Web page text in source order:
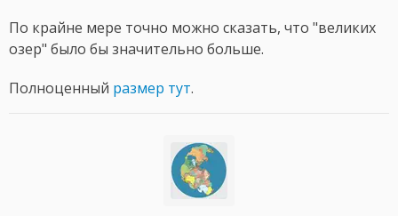
По крайне мере точно можно сказать, что "великих
озер" было бы значительно больше.
Полноценный размер тут.